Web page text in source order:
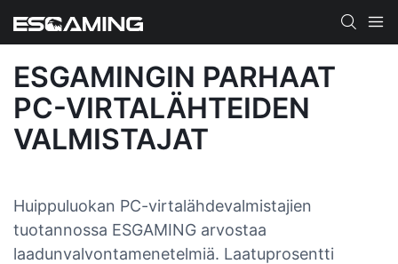
ESGAMINGIN PARHAAT
PC-VIRTALÄHTEIDEN
VALMISTAJAT
Huippuluokan PC-virtalähdevalmistajien
tuotannossa ESGAMING arvostaa
laadunvalvontamenetelmiä. Laatuprosentti